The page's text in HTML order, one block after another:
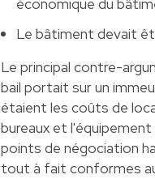
économique du
Le bâtiment devait
Le principal contre-
bail portait sur un
étaient les coûts de
bureaux et
points de négociation
tout à fait conformes